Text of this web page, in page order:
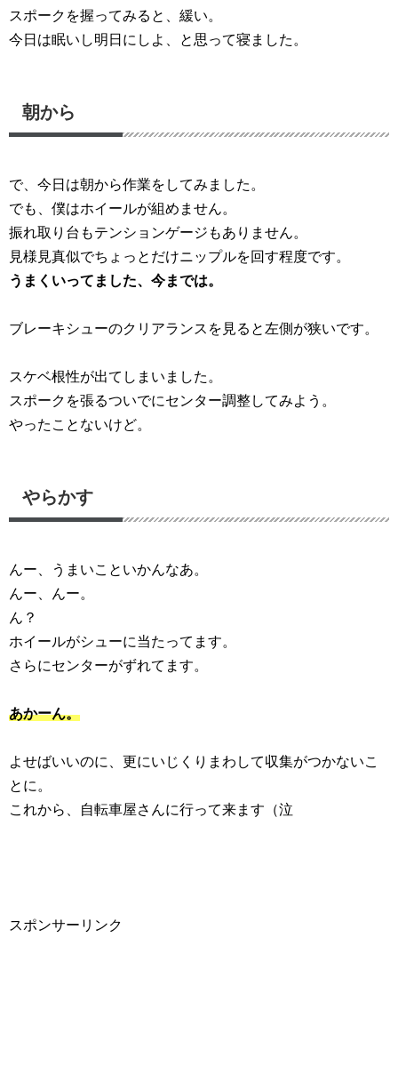
スポークを握ってみると、緩い。
今日は眠いし明日にしよ、と思って寝ました。
朝から
で、今日は朝から作業をしてみました。
でも、僕はホイールが組めません。
振れ取り台もテンションゲージもありません。
見様見真似でちょっとだけニップルを回す程度です。
うまくいってました、今までは。
ブレーキシューのクリアランスを見ると左側が狭いです。
スケベ根性が出てしまいました。
スポークを張るついでにセンター調整してみよう。
やったことないけど。
やらかす
んー、うまいこといかんなあ。
んー、んー。
ん？
ホイールがシューに当たってます。
さらにセンターがずれてます。
あかーん。
よせばいいのに、更にいじくりまわして収集がつかないこ
とに。
これから、自転車屋さんに行って来ます（泣
スポンサーリンク